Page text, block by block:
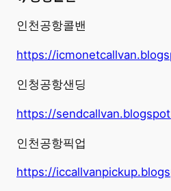
인천공항콜밴
https://
인청공항샌딩
https://
인천공항픽업
https://